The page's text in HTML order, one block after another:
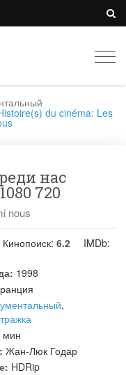
du cinéma: Les
нас
720
nous
Кинопоиск: 6.2
IMDb:
1998
,
мин
Жан-Люк Годар
HDRip